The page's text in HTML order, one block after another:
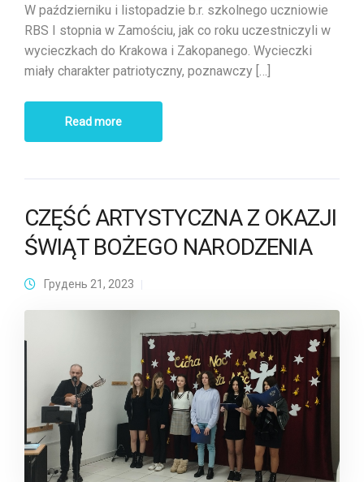
W październiku i listopadzie b.r. szkolnego uczniowie
RBS I stopnia w Zamościu, jak co roku uczestniczyli w
wycieczkach do Krakowa i Zakopanego. Wycieczki
miały charakter patriotyczny, poznawczy […]
Read more
CZĘŚĆ ARTYSTYCZNA Z OKAZJI
ŚWIĄT BOŻEGO NARODZENIA
Грудень 21, 2023